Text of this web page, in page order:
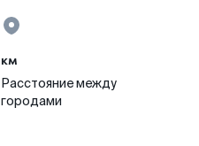
км
Расстояние между
городами